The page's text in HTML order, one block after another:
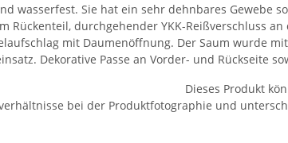
wasserfest. Sie hat ein sehr dehnbares
Rückenteil, durchgehender YKK-Reißverschluss
mit Daumenöffnung. Der Saum wurde
Dekorative Passe an Vorder- und Rückseite
Dieses Produkt
bei der Produktfotographie und